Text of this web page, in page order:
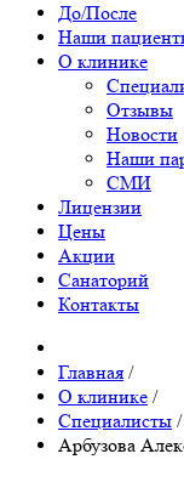
До/После
Наши
О клинике
Отзывы
Новости
Наши
СМИ
Лицензии
Цены
Акции
Санаторий
Контакты
Главная /
О клинике /
Специалисты /
Арбузова